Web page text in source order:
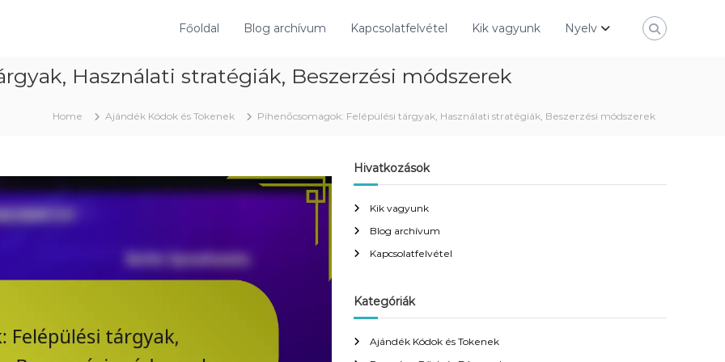
Főoldal Blog archívum Kapcsolatfelvétel Kik vagyunk Nyelv
Használati stratégiák, Beszerzési módszerek
Home Ajándék Kódok és Tokenek Pihenőcsomagok: Felépülési tárgyak, Használati stratégiák, Beszerzési módszerek
Hivatkozások
Kik vagyunk
Blog archívum
Kapcsolatfelvétel
Kategóriák
Ajándék Kódok és Tokenek